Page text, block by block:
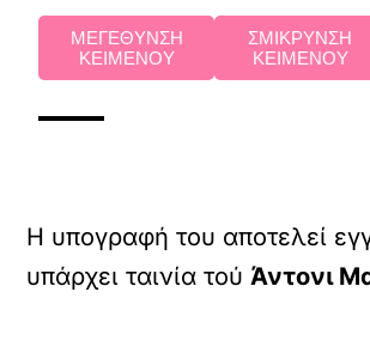
ΜΕΓΕΘΥΝΣΗ
ΚΕΙΜΕΝΟΥ
ΣΜΙΚΡΥΝΣΗ
ΚΕΙΜΕΝΟΥ
Η υπογραφή του αποτελεί
υπάρχει ταινία τούΆντονι